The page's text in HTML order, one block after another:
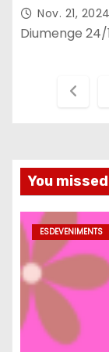
Nov. 21, 2024
Diumenge
i
n
a
c
You missed
ESDEVENIMENTS